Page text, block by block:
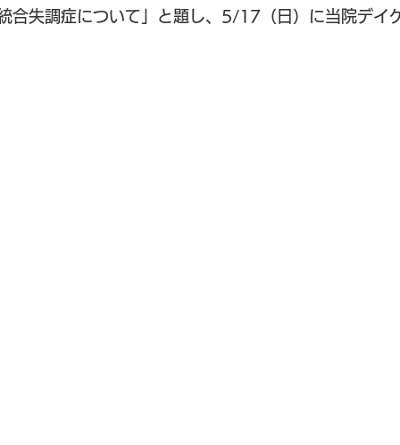
合失調症について」と題し、5/17（日）に当院デイ